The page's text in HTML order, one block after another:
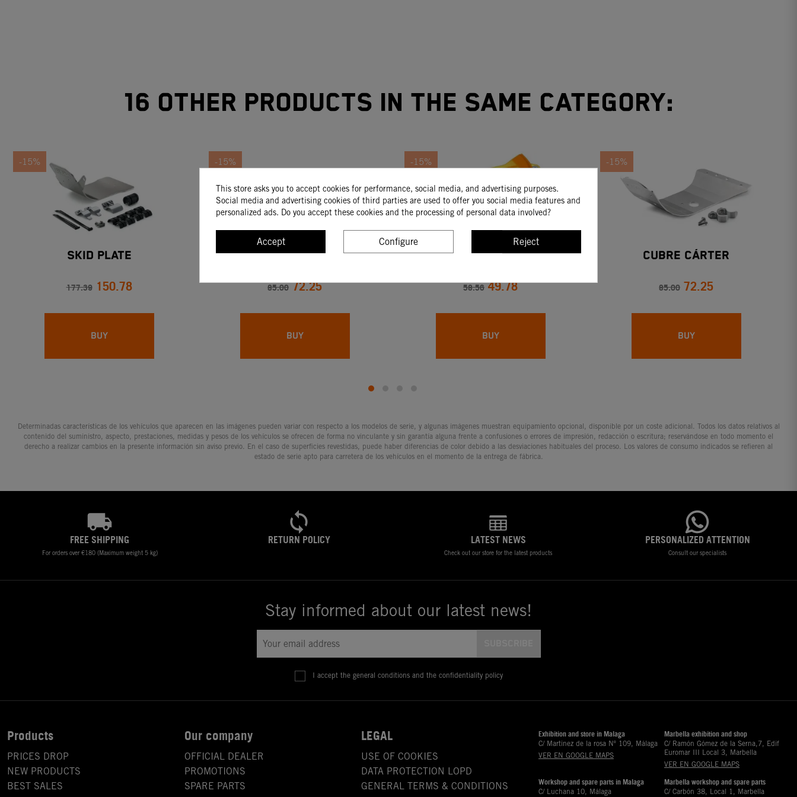
16 other products in the same category:
-15%
SKID PLATE
177.39 150.78
BUY
-15%
CUBRE CÁRTER
85.00 72.25
BUY
-15%
CLUTCH COVER PROTECTION
58.56 49.78
BUY
-15%
CUBRE CÁRTER
85.00 72.25
BUY
Determinadas características de los vehículos que aparecen en las imágenes pueden variar con respecto a los modelos de serie, y algunas imágenes muestran equipamiento opcional, disponible por un coste adicional. Todos los datos relativos al
contenido del suministro, aspecto, prestaciones, medidas y pesos de los vehículos se ofrecen de forma no vinculante y sin garantía alguna frente a confusiones o errores de impresión, redacción o escritura; reservándose en todo momento el
derecho a realizar cambios en la presente información sin aviso previo. En el caso de superficies revestidas, puede haber diferencias de color debido a las desviaciones habituales del proceso. Los valores de consumo indicados se refieren al
estado de serie apto para carretera de los vehículos en el momento de la entrega de fábrica.
FREE SHIPPING
For orders over €180 (Maximum weight 5 kg)
RETURN POLICY LATEST NEWS
Check out our store for the latest products
PERSONALIZED ATTENTION
Consult our specialists
Stay informed about our latest news!
I accept the general conditions and the confidentiality policy
Products
PRICES DROP
NEW PRODUCTS
BEST SALES
Our company
OFFICIAL DEALER
PROMOTIONS
SPARE PARTS
LEGAL
USE OF COOKIES
DATA PROTECTION LOPD
GENERAL TERMS & CONDITIONS
Exhibition and store in Malaga
C/ Martinez de la rosa Nº 109, Málaga
VER EN GOOGLE MAPS
Marbella exhibition and shop
C/ Ramón Gómez de la Serna,7, Edif
Euromar III Local 3, Marbella
VER EN GOOGLE MAPS
Workshop and spare parts in Malaga
C/ Luchana 10, Málaga
Marbella workshop and spare parts
C/ Carbón 38, Local 1, Marbella
This store asks you to accept cookies for performance, social media, and advertising purposes.
Social media and advertising cookies of third parties are used to offer you social media features and
personalized ads. Do you accept these cookies and the processing of personal data involved?
Accept Configure Reject